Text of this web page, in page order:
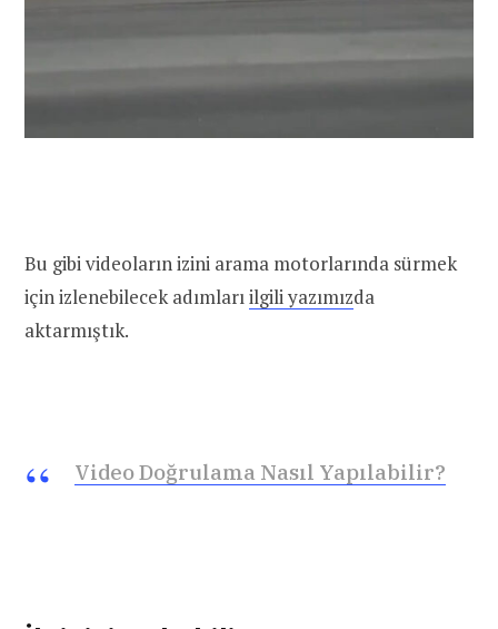
Bu gibi videoların izini arama motorlarında sürmek
için izlenebilecek adımları ilgili yazımızda
aktarmıştık.
Video Doğrulama Nasıl Yapılabilir?